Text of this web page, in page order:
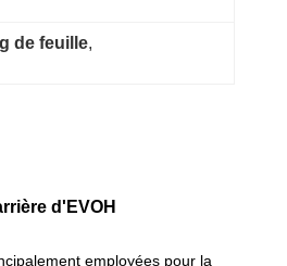
de feuille,
d'EVOH
employées pour la